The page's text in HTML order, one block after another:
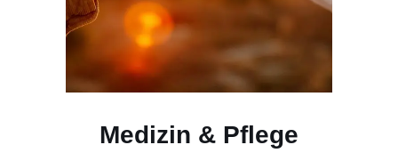
Medizin & Pflege